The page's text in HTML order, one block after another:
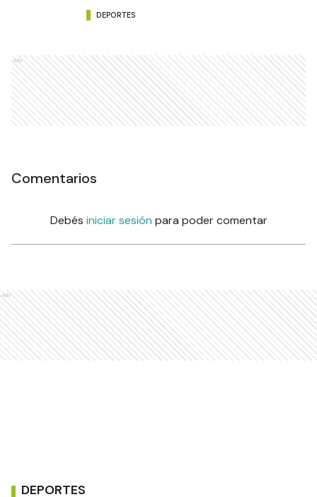
DEPORTES
Ads
Comentarios
Debés iniciar sesión para poder comentar
Ads
DEPORTES